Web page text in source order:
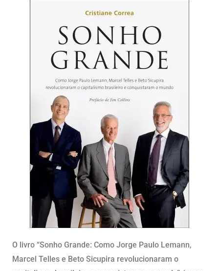
O livro “Sonho Grande: Como Jorge Paulo Lemann,
Marcel Telles e Beto Sicupira revolucionaram o